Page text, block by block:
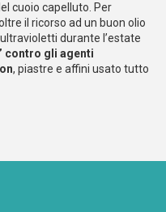
cuoio capelluto. Per
il ricorso ad un buon olio
durante l’estate
contro gli agenti
, piastre e affini usato tutto